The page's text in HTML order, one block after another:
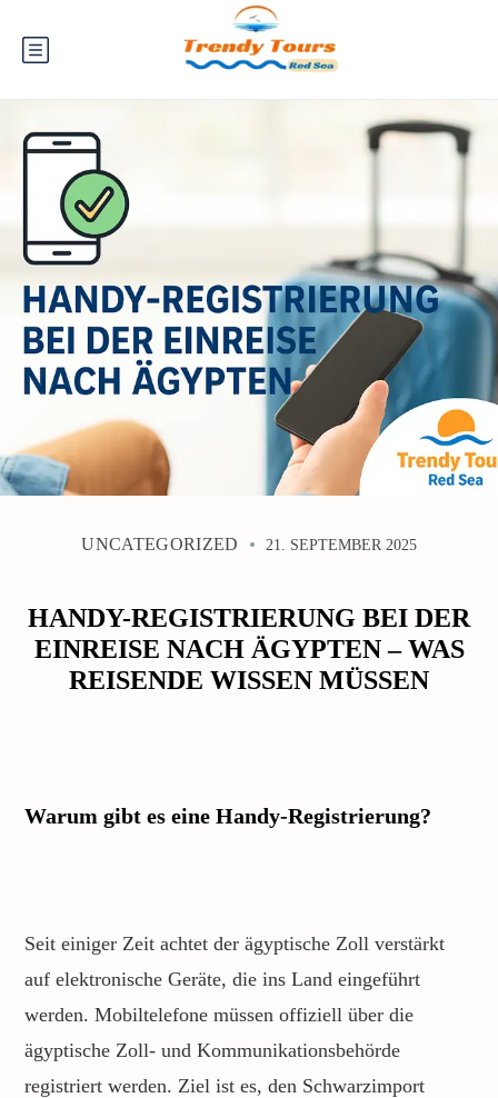
UNCATEGORIZED 21. SEPTEMBER 2025
HANDY-REGISTRIERUNG BEI DER
EINREISE NACH ÄGYPTEN – WAS
REISENDE WISSEN MÜSSEN
Warum gibt es eine Handy-Registrierung?
Seit einiger Zeit achtet der ägyptische Zoll verstärkt
auf elektronische Geräte, die ins Land eingeführt
werden. Mobiltelefone müssen offiziell über die
ägyptische Zoll- und Kommunikationsbehörde
registriert werden. Ziel ist es, den Schwarzimport